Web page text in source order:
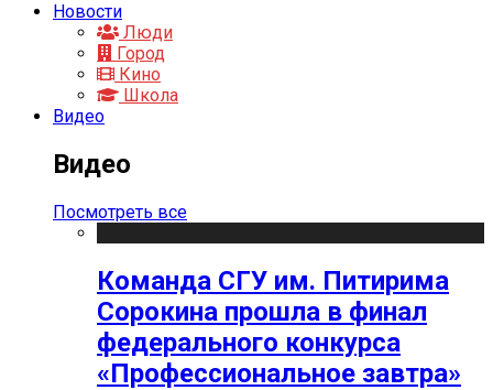
Новости
Люди
Город
Кино
Школа
Видео
Видео
Посмотреть все
Команда СГУ им. Питирима
Сорокина прошла в финал
федерального конкурса
«Профессиональное завтра»